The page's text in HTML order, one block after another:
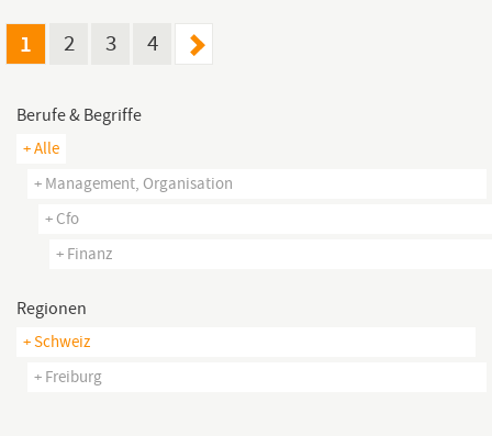
einem eingespielten Team, das...
1 2 3 4
Berufe & Begriffe
+ Alle
+ Management, Organisation
+ Cfo
+ Finanz
Regionen
+ Schweiz
+ Freiburg